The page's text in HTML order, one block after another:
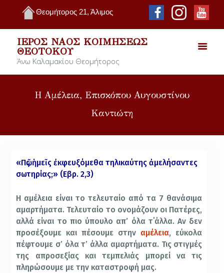
Θεομήτορος 21, Άλιμος
ΙΕΡΌΣ ΝΑΌΣ ΚΟΙΜΉΣΕΩΣ
ΘΕΟΤΌΚΟΥ
Άνω Καλαμακίου Θεομήτορος
Η Αμέλεια, Επισκόπου Αυγουστίνου
Καντιώτη
«Πῶς ἡμεῖς ἐκφευξόμεθα τηλικαύτης ἀμελήσαντες
σωτηρίας;» (Εβρ. 2,3)
Η αμέλεια είναι το τελευταίο από τα 7 θανάσιμα
αμαρτήματα. Τελευταίο το ονομάζουν οι Πατέρες,
αλλά είναι το πιο ύπουλο απ’ όλα τ΄άλλα. Αν δεν
προσέξουμε και πέσουμε στην αμέλεια, εύκολα
πέφτουμε σ’ όλα τ’ άλλα αμαρτήματα. Τις στιγμές
της απροσεξίας και τεμπελιάς μπορεί να τις
πληρώσουμε με την καταστροφή μας.